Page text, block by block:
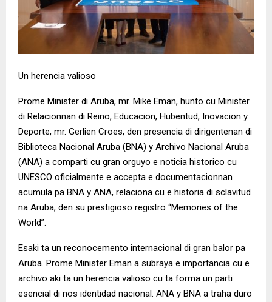
Un herencia valioso
Prome Minister di Aruba, mr. Mike Eman, hunto cu Minister
di Relacionnan di Reino, Educacion, Hubentud, Inovacion y
Deporte, mr. Gerlien Croes, den presencia di dirigentenan di
Biblioteca Nacional Aruba (BNA) y Archivo Nacional Aruba
(ANA) a comparti cu gran orguyo e noticia historico cu
UNESCO oficialmente e accepta e documentacionnan
acumula pa BNA y ANA, relaciona cu e historia di sclavitud
na Aruba, den su prestigioso registro “Memories of the
World”.
Esaki ta un reconocemento internacional di gran balor pa
Aruba. Prome Minister Eman a subraya e importancia cu e
archivo aki ta un herencia valioso cu ta forma un parti
esencial di nos identidad nacional. ANA y BNA a traha duro